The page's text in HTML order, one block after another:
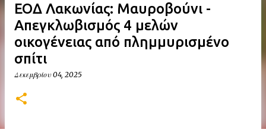
ΕΟΔ Λακωνίας: Μαυροβούνι -
Απεγκλωβισμός 4 μελών
οικογένειας από πλημμυρισμένο
σπίτι
Δεκεμβρίου 04, 2025